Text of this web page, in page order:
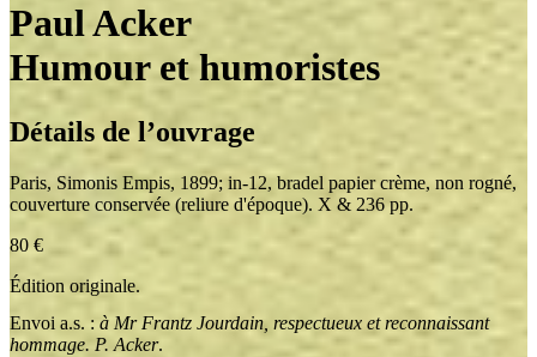
Paul Acker
Humour et humoristes
Détails de l’ouvrage
Paris, Simonis Empis, 1899; in-12, bradel papier crème, non rogné,
couverture conservée (reliure d'époque). X & 236 pp.
80 €
Édition originale.
Envoi a.s. : à Mr Frantz Jourdain, respectueux et reconnaissant
hommage. P. Acker.